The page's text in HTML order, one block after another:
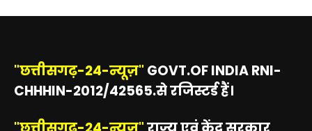
"छत्तीसगढ़-24-न्यूज़" GOVT.OF INDIA RNI-
CHHHIN-2012/42565.से रजिस्टर्ड हैं।